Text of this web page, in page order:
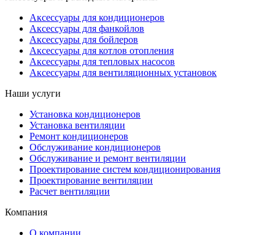
Аксессуары для кондиционеров
Аксессуары для фанкойлов
Аксессуары для бойлеров
Аксессуары для котлов отопления
Аксессуары для тепловых насосов
Аксессуары для вентиляционных установок
Наши услуги
Установка кондиционеров
Установка вентиляции
Ремонт кондиционеров
Обслуживание кондиционеров
Обслуживание и ремонт вентиляции
Проектирование систем кондиционирования
Проектирование вентиляции
Расчет вентиляции
Компания
О компании